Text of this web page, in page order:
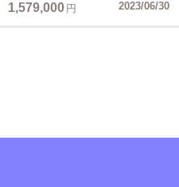
1,579,000円 2023/06/30